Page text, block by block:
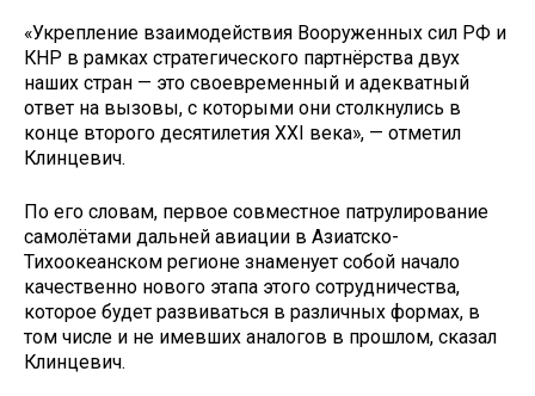
«Укрепление взаимодействия Вооруженных сил РФ и
КНР в рамках стратегического партнёрства двух
наших стран — это своевременный и адекватный
ответ на вызовы, с которыми они столкнулись в
конце второго десятилетия XXI века», — отметил
Клинцевич.
По его словам, первое совместное патрулирование
самолётами дальней авиации в Азиатско-
Тихоокеанском регионе знаменует собой начало
качественно нового этапа этого сотрудничества,
которое будет развиваться в различных формах, в
том числе и не имевших аналогов в прошлом, сказал
Клинцевич.